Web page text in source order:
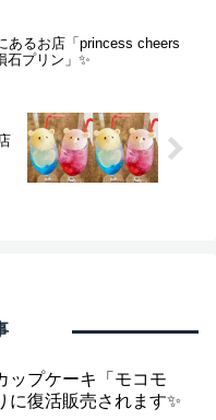
あるお店「princess cheers
石プリン」✨
ップケーキ「モコモ
に復活販売されます✨